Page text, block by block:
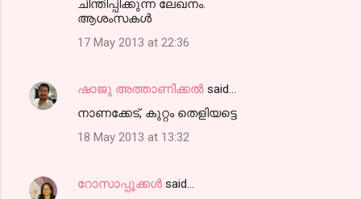
ചിന്തിപ്പിക്കുന്ന ലേഖനം.
ആശംസകള്‍
17 May 2013 at 22:36
ഷാജു അത്താണിക്കല്‍ said…
നാണക്കേട്, കുറ്റം തെളിയട്ടെ
18 May 2013 at 13:32
റോസാപ്പൂക്കള്‍ said…